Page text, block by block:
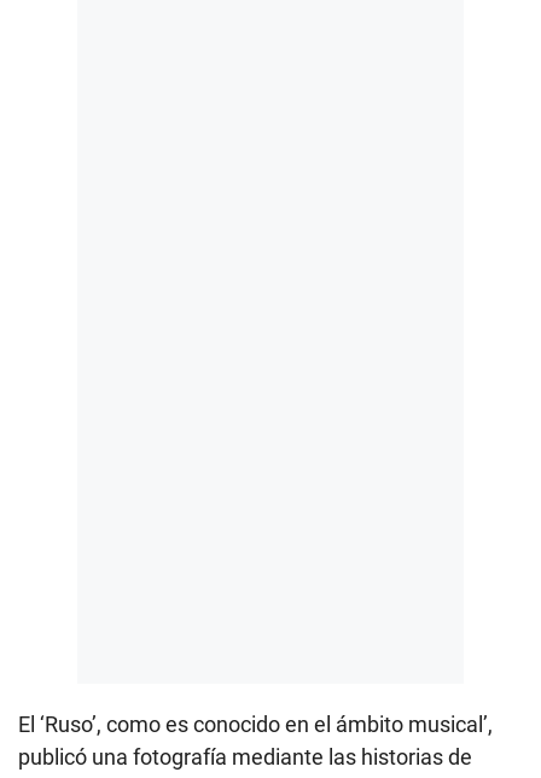
El ‘Ruso’, como es conocido en el ámbito musical’,
publicó una fotografía mediante las historias de